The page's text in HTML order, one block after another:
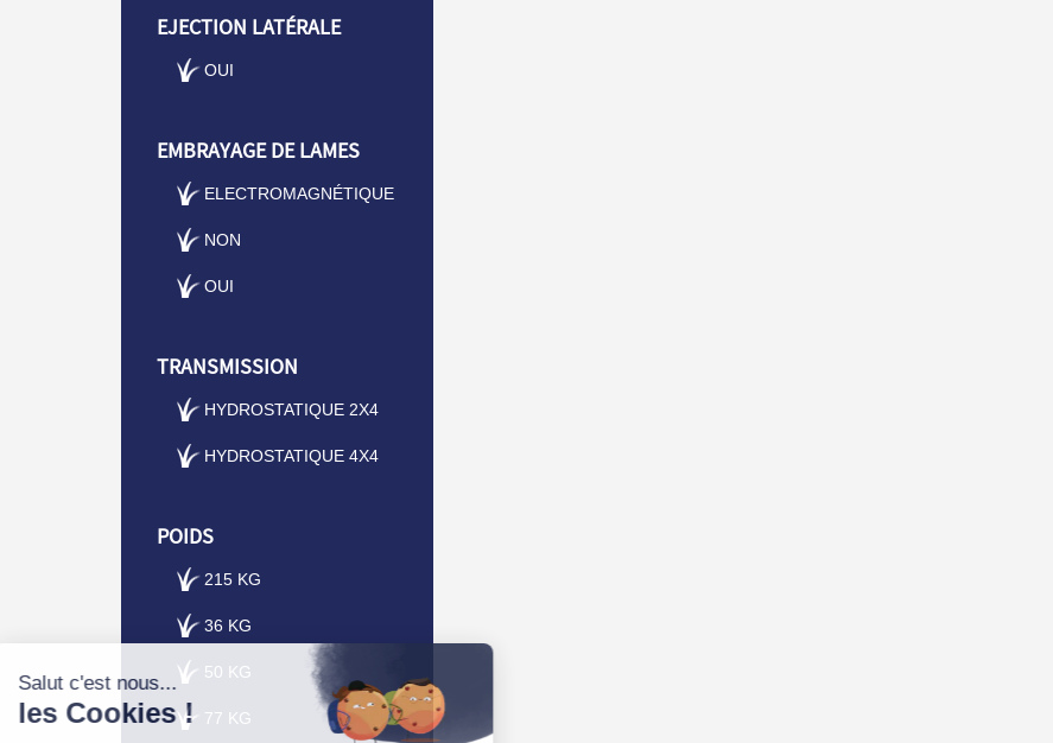
EJECTION LATÉRALE
OUI
EMBRAYAGE DE LAMES
ELECTROMAGNÉTIQUE
NON
OUI
TRANSMISSION
HYDROSTATIQUE 2X4
HYDROSTATIQUE 4X4
POIDS
215 KG
36 KG
50 KG
77 KG